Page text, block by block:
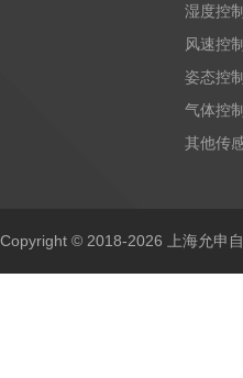
湿度控制
风速控制
姿态控制
气体控制
其他传
Copyright © 2018-2026 上海允申